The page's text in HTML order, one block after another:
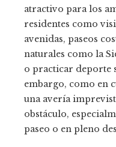
atractivo para los
residentes como
avenidas, paseos
naturales como la
o practicar deporte
embargo, como en
una avería
obstáculo,
paseo o en pleno